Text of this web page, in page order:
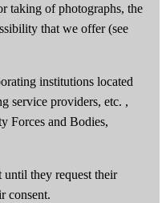
taking of photographs, the
that we offer (see
institutions located
service providers, etc. ,
Forces and Bodies,
until they request their
consent.